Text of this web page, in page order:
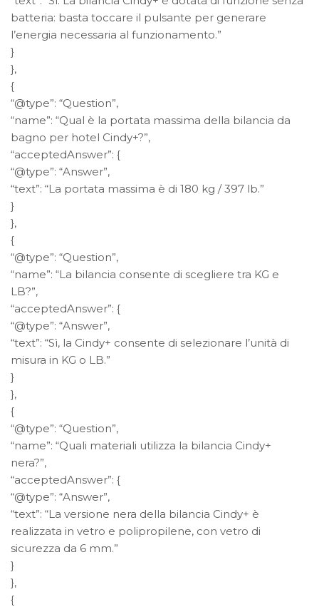
batteria: basta toccare il pulsante per generare
l’energia necessaria al funzionamento.”
}
},
{
“@type”: “Question”,
“name”: “Qual è la portata massima della bilancia da
bagno per hotel Cindy+?”,
“acceptedAnswer”: {
“@type”: “Answer”,
“text”: “La portata massima è di 180 kg / 397 lb.”
}
},
{
“@type”: “Question”,
“name”: “La bilancia consente di scegliere tra KG e
LB?”,
“acceptedAnswer”: {
“@type”: “Answer”,
“text”: “Sì, la Cindy+ consente di selezionare l’unità di
misura in KG o LB.”
}
},
{
“@type”: “Question”,
“name”: “Quali materiali utilizza la bilancia Cindy+
nera?”,
“acceptedAnswer”: {
“@type”: “Answer”,
“text”: “La versione nera della bilancia Cindy+ è
realizzata in vetro e polipropilene, con vetro di
sicurezza da 6 mm.”
}
},
{